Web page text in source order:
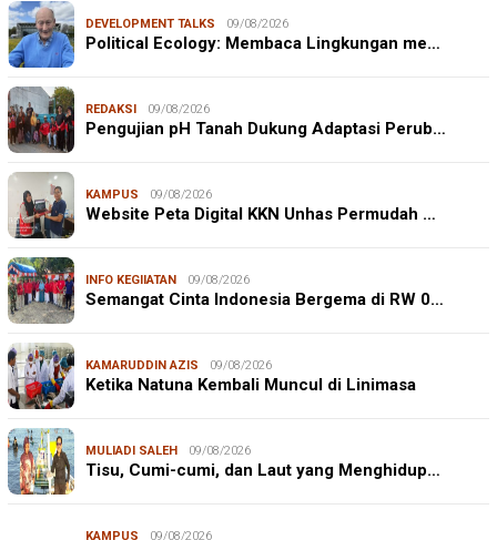
DEVELOPMENT TALKS 09/08/2026
Political Ecology: Membaca Lingkungan me…
REDAKSI 09/08/2026
Pengujian pH Tanah Dukung Adaptasi Perub…
KAMPUS 09/08/2026
Website Peta Digital KKN Unhas Permudah …
INFO KEGIIATAN 09/08/2026
Semangat Cinta Indonesia Bergema di RW 0…
KAMARUDDIN AZIS 09/08/2026
Ketika Natuna Kembali Muncul di Linimasa
MULIADI SALEH 09/08/2026
Tisu, Cumi-cumi, dan Laut yang Menghidup…
KAMPUS 09/08/2026